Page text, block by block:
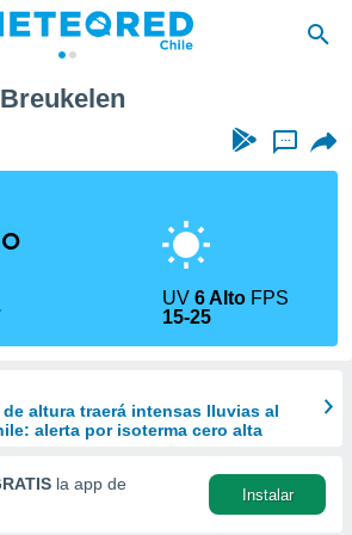
...
UV6 Alto FPS
15-25
altura traerá intensas lluvias al
alerta por isoterma cero alta
la app de
Instalar